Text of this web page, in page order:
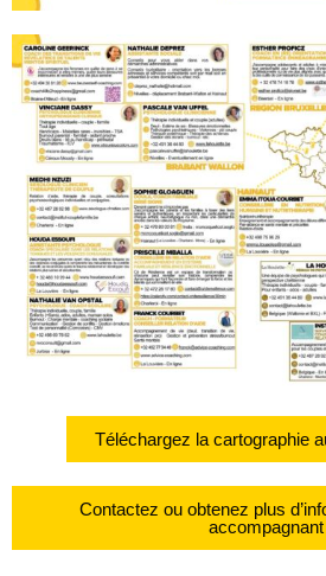
Téléchargez la cartographie
Contactez ou obtenez plus
accompagnant